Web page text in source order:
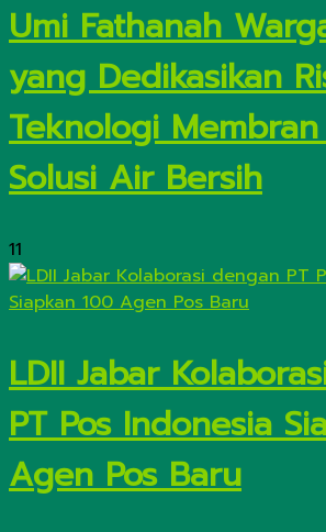
Umi Fathanah
yang Dedikasikan
Teknologi
Solusi Air Bersih
11
LDII Jabar
PT Pos Indonesia
Agen Pos Baru